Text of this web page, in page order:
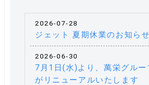
2026-07-28
ジェット 夏期休業のお知らせ
2026-06-30
7月1日(水)より、萬栄グルー
がリニューアルいたします